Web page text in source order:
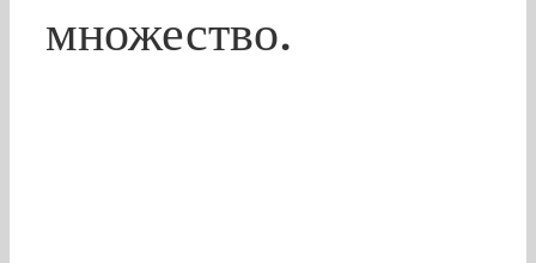
множество.